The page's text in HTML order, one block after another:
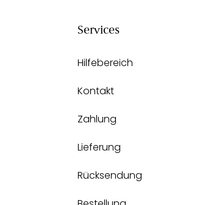
Services
Hilfebereich
Kontakt
Zahlung
Lieferung
Rücksendung